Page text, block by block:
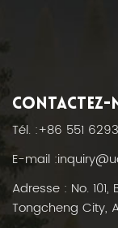
CONTACTEZ-
Tél. :+86 551
E-mail :
Adresse : No.
Tongcheng City,